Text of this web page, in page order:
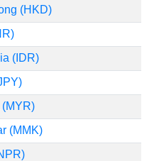
(HKD)
(IDR)
(MMK)